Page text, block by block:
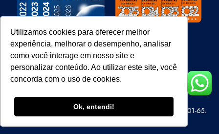
Utilizamos cookies para oferecer melhor
experiência, melhorar o desempenho, analisar
como você interage em nosso site e
personalizar conteúdo. Ao utilizar este site, você
concorda com o uso de cookies.
Ok, entendi!
Site 100% Seguro
Super Visão Perícias e Vistorias Ltda – CNPJ 07.686.414/0001-65.
Todos os direitos reservados.